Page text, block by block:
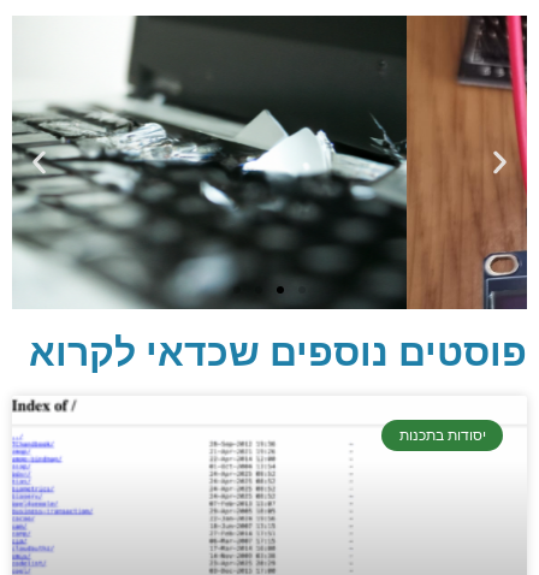
יסודות בתכנות
קריפטוגרפיה, ביצועים, אבטחת מידע ומידע
יסודי וחשוב שגם מתכנתים מנוסים לא תמיד
יודעים.
פוסטים נוספים שכדאי לקרוא
יסודות בתכנות